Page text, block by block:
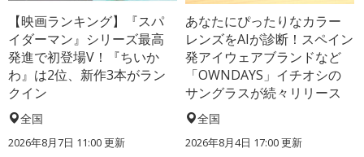
【映画ランキング】『スパ
イダーマン』シリーズ最高
発進で初登場V！『ちいか
わ』は2位、新作3本がラン
クイン
全国
2026年8月7日 11:00更新
あなたにぴったりなカラー
レンズをAIが診断！スペイン
発アイウェアブランドなど
「OWNDAYS」イチオシの
サングラスが続々リリース
全国
2026年8月4日 17:00更新